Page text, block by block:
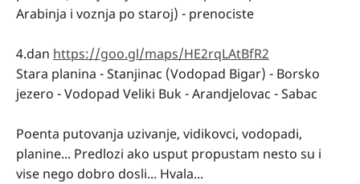
Arabinja i voznja po staroj) - prenociste
4.dan https://goo.gl/maps/HE2rqLAtBfR2
Stara planina - Stanjinac (Vodopad Bigar) - Borsko
jezero - Vodopad Veliki Buk - Arandjelovac - Sabac
Poenta putovanja uzivanje, vidikovci, vodopadi,
planine... Predlozi ako usput propustam nesto su i
vise nego dobro dosli... Hvala...